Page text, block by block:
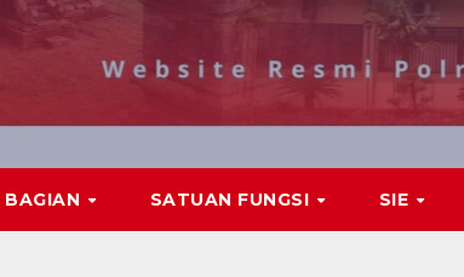
BAGIAN SATUAN FUNGSI SIE